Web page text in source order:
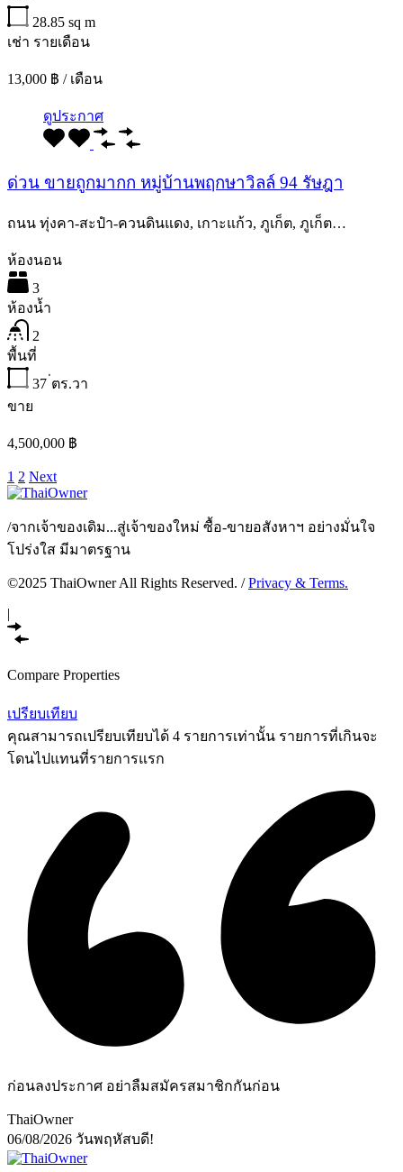
28.85 sq m
เช่า รายเดือน
13,000 ฿ / เดือน
ดูประกาศ
ด่วน ขายถูกมากก หมู่บ้านพฤกษาวิลล์ 94 รัษฎา
ถนน ทุ่งคา-สะปํา-ควนดินแดง, เกาะแก้ว, ภูเก็ต, ภูเก็ต…
ห้องนอน
3
ห้องน้ำ
2
พื้นที่
37 ่ตร.วา
ขาย
4,500,000 ฿
1 2 Next
/จากเจ้าของเดิม...สู่เจ้าของใหม่ ซื้อ-ขายอสังหาฯ อย่างมั่นใจ
โปร่งใส มีมาตรฐาน
©2025 ThaiOwner All Rights Reserved. /Privacy & Terms.
|
Compare Properties
เปรียบเทียบ
คุณสามารถเปรียบเทียบได้ 4 รายการเท่านั้น รายการที่เกินจะ
โดนไปแทนที่รายการแรก
ก่อนลงประกาศ อย่าลืมสมัครสมาชิกกันก่อน
ThaiOwner
06/08/2026 วันพฤหัสบดี!